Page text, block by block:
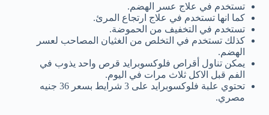
تستخدم في علاج عسر الهضم.
كما انها تستخدم في علاج ارتجاع المرئ.
تستخدم في التخفيف من الحموضة.
كذلك تستخدم في التخلص من الغثيان المصاحب لعسر
الهضم.
يمكن تناول أقراص فلوكسوبرايد قرص واحد يذوب في
الفم قبل الاكل ثلاث مرات في اليوم.
تحتوي علبة فلوكسوبرايد على 3 شرايط بسعر 36 جنيه
مصري.